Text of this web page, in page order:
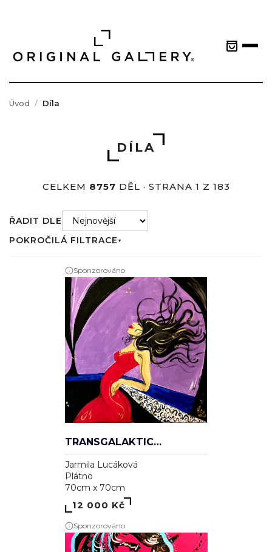
Úvod Díla
DÍLA
CELKEM 8757 DĚL · STRANA 1 Z 183
ŘADIT DLE
POKROČILÁ FILTRACE ▼
Sponzorováno
TRANSGALAKTICKÁ
Jarmila Lucáková
Plátno
70cm x 70cm
12 000 Kč
Sponzorováno